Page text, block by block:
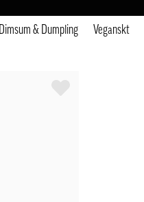
Dimsum & Dumpling Veganskt